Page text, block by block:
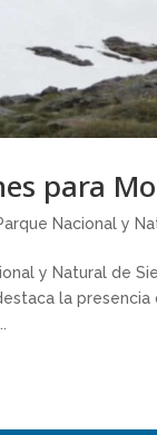
para
Nacional y
y Natural de
la